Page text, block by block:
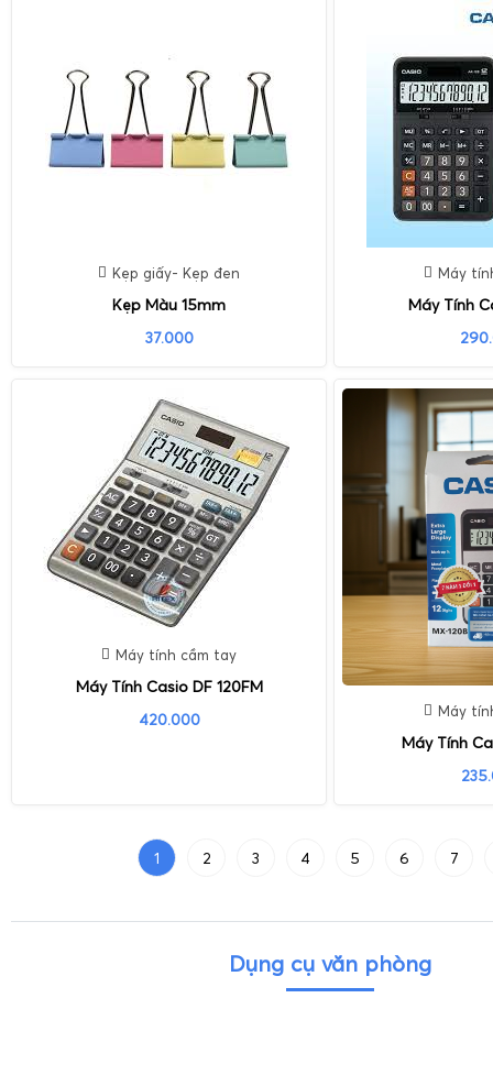
Kẹp giấy- Kẹp đen
Kẹp Màu 15mm
37.000
Máy
Máy Tính
Máy tính cầm tay
Máy Tính Casio DF 120FM
420.000
Máy
Máy Tính
1 2 3 4 5 6 7
Dụng cụ văn phòng